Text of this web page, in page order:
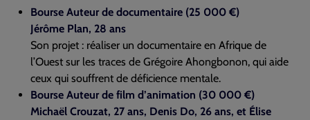
Bourse Auteur de documentaire (25 000 €)
Jérôme Plan, 28 ans
Son projet : réaliser un documentaire en Afrique de
l’Ouest sur les traces de Grégoire Ahongbonon, qui aide
ceux qui souffrent de déficience mentale.
Bourse Auteur de film d’animation (30 000 €)
Michaël Crouzat, 27 ans, Denis Do, 26 ans, et Élise